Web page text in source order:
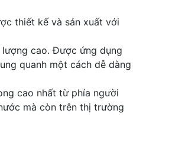
thiết kế và sản xuất với
lượng cao. Được ứng dụng
quanh một cách dễ dàng
cao nhất từ phía người
mà còn trên thị trường